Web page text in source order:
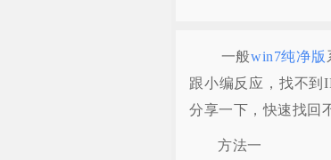
一般win7纯净版
跟小编反应，找不到
分享一下，快速找
方法一